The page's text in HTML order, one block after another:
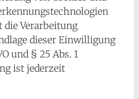
die Verarbeitung
dieser Einwilligung
und § 25 Abs. 1
ist jederzeit